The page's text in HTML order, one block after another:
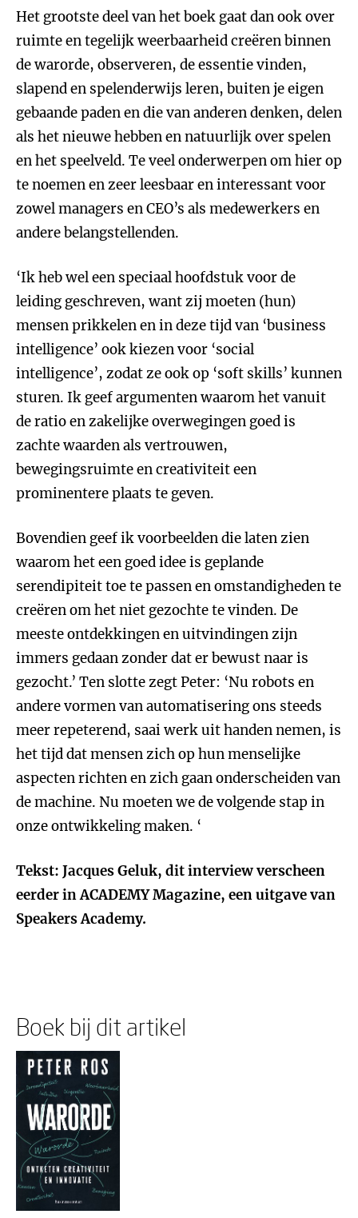
Het grootste deel van het boek gaat dan ook over
ruimte en tegelijk weerbaarheid creëren binnen
de warorde, observeren, de essentie vinden,
slapend en spelenderwijs leren, buiten je eigen
gebaande paden en die van anderen denken, delen
als het nieuwe hebben en natuurlijk over spelen
en het speelveld. Te veel onderwerpen om hier op
te noemen en zeer leesbaar en interessant voor
zowel managers en CEO’s als medewerkers en
andere belangstellenden.
‘Ik heb wel een speciaal hoofdstuk voor de
leiding geschreven, want zij moeten (hun)
mensen prikkelen en in deze tijd van ‘business
intelligence’ ook kiezen voor ‘social
intelligence’, zodat ze ook op ‘soft skills’ kunnen
sturen. Ik geef argumenten waarom het vanuit
de ratio en zakelijke overwegingen goed is
zachte waarden als vertrouwen,
bewegingsruimte en creativiteit een
prominentere plaats te geven.
Bovendien geef ik voorbeelden die laten zien
waarom het een goed idee is geplande
serendipiteit toe te passen en omstandigheden te
creëren om het niet gezochte te vinden. De
meeste ontdekkingen en uitvindingen zijn
immers gedaan zonder dat er bewust naar is
gezocht.’ Ten slotte zegt Peter: ‘Nu robots en
andere vormen van automatisering ons steeds
meer repeterend, saai werk uit handen nemen, is
het tijd dat mensen zich op hun menselijke
aspecten richten en zich gaan onderscheiden van
de machine. Nu moeten we de volgende stap in
onze ontwikkeling maken. ‘
Tekst: Jacques Geluk, dit interview verscheen
eerder in ACADEMY Magazine, een uitgave van
Speakers Academy.
Boek bij dit artikel